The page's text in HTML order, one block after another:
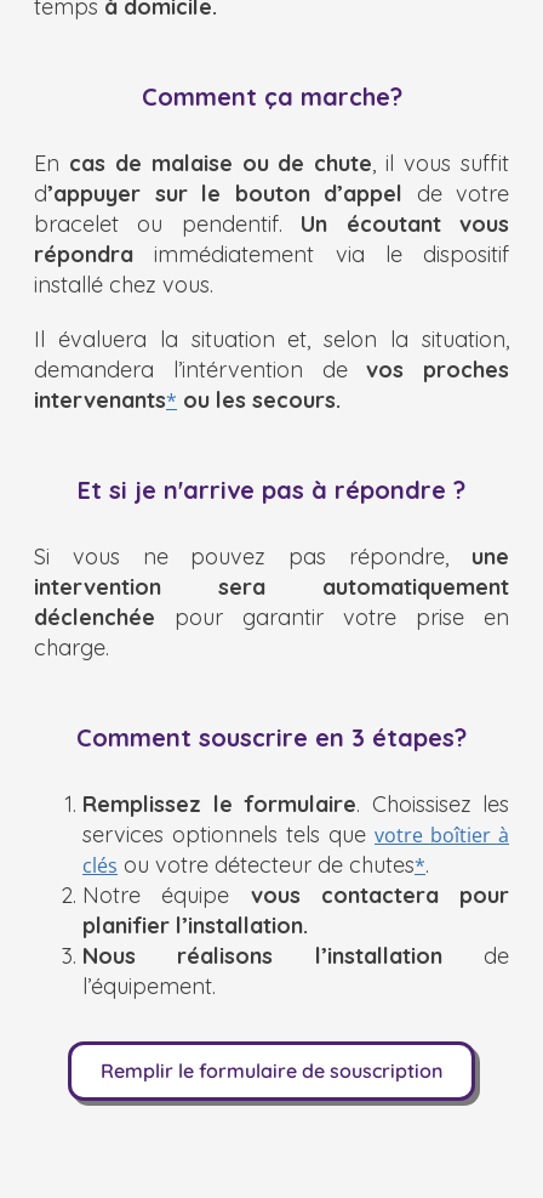
temps à domicile.
Comment ça marche?
En cas de malaise ou de chute, il vous suffit
d’appuyer sur le bouton d’appel de votre
bracelet ou pendentif. Un écoutant vous
répondra immédiatement via le dispositif
installé chez vous.
Il évaluera la situation et, selon la situation,
demandera l’intérvention devos proches
intervenants* ou les secours.
Et si je n'arrive pas à répondre ?
Si vous ne pouvez pas répondre, une
intervention sera automatiquement
déclenchée pour garantir votre prise en
charge.
Comment souscrire en 3 étapes?
Remplissez le formulaire. Choissisez les
services optionnels tels que votre boîtier à
clés ou votre détecteur de chutes*.
Notre équipe vous contactera pour
planifier l’installation.
Nous réalisons l’installation de
l’équipement.
Remplir le formulaire de souscription